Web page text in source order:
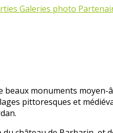
Galeries photo
beaux monuments moyen-
pittoresques et